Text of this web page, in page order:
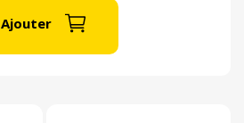
Ajouter